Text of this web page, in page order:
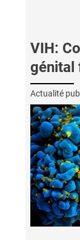
VIH:
génital
Actualité